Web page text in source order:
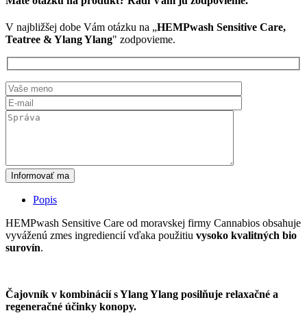
Ylang
V najbližšej dobe Vám otázku na „HEMPwash Sensitive Care,
Teatree & Ylang Ylang" zodpovieme.
Informovať ma
Popis
HEMPwash Sensitive Care od moravskej firmy Cannabios obsahuje
vyváženú zmes ingrediencií vďaka použitiu vysoko kvalitných bio
surovín.
Čajovník v kombinácií s Ylang Ylang posilňuje relaxačné a
regeneračné účinky konopy.